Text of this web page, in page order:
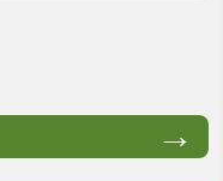
→